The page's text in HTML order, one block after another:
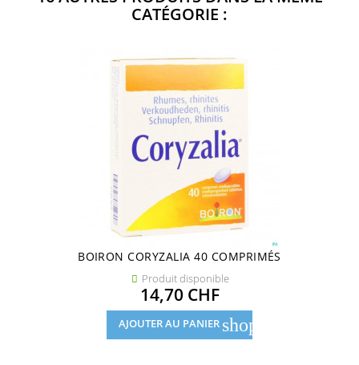
CATÉGORIE :
BOIRON CORYZALIA 40 COMPRIMÉS
 Produit disponible
Prix
14,70 CHF
AJOUTER AU PANIER shopping_cart